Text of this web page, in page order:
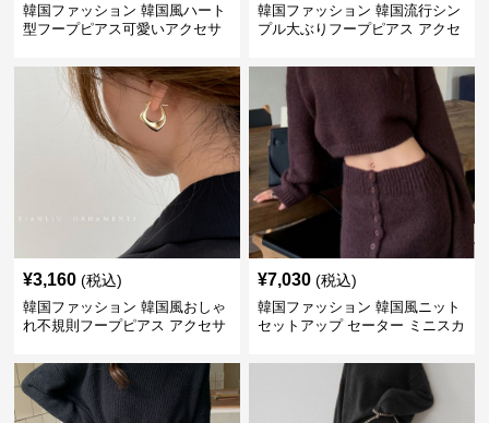
韓国ファッション 韓国風ハート
型フープピアス可愛いアクセサ
韓国ファッション 韓国流行シン
プル大ぶりフープピアス アクセ
¥3,160 (税込)
韓国ファッション 韓国風おしゃ
れ不規則フープピアス アクセサ
¥7,030 (税込)
韓国ファッション 韓国風ニット
セットアップ セーター ミニスカ